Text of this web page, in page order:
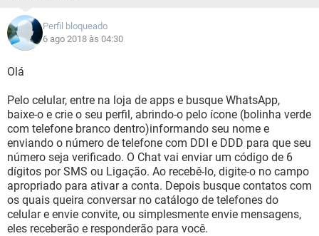
Perfil bloqueado
6 ago 2018 às 04:30
Olá
Pelo celular, entre na loja de apps e busque WhatsApp,
baixe-o e crie o seu perfil, abrindo-o pelo ícone (bolinha verde
com telefone branco dentro)informando seu nome e
enviando o número de telefone com DDI e DDD para que seu
número seja verificado. O Chat vai enviar um código de 6
dígitos por SMS ou Ligação. Ao recebê-lo, digite-o no campo
apropriado para ativar a conta. Depois busque contatos com
os quais queira conversar no catálogo de telefones do
celular e envie convite, ou simplesmente envie mensagens,
eles receberão e responderão para você.